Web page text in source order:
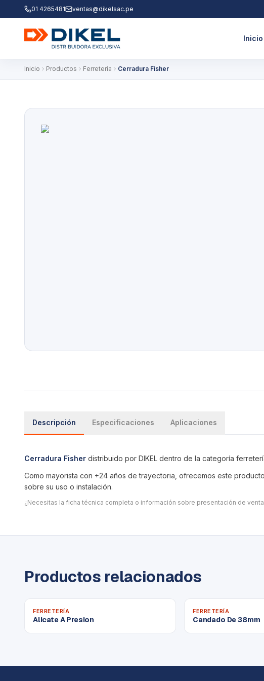
01 4265481 ventas@dikelsac.pe
Inicio
Inicio Productos Ferretería Cerradura Fisher
Descripción Especificaciones Aplicaciones
Cerradura Fisher distribuido por DIKEL dentro de la categoría
Como mayorista con +24 años de trayectoria, ofrecemos este
sobre su uso o instalación.
¿Necesitas la ficha técnica completa o información sobre presentación de
Productos relacionados
FERRETERÍA
Alicate A Presion
FERRETERÍA
Candado De 38mm